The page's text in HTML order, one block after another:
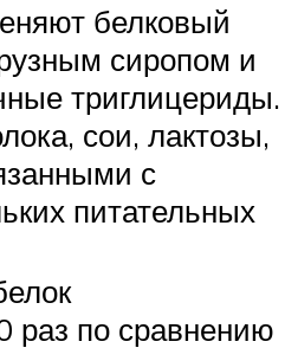
белковый
сиропом и
триглицериды.
сои, лактозы,
с
питательных
раз по сравнению